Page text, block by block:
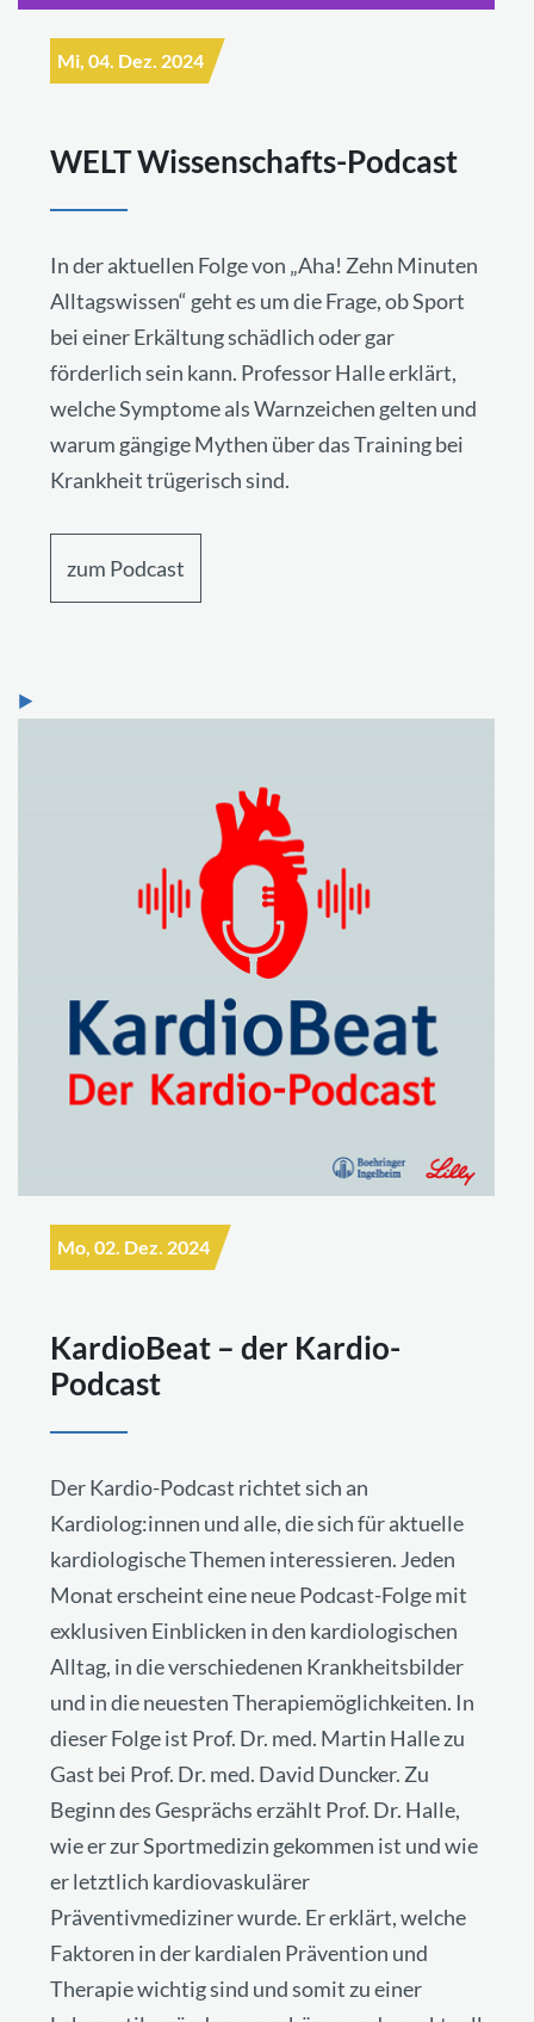
Mi, 04. Dez. 2024
WELT Wissenschafts-Podcast
In der aktuellen Folge von „Aha! Zehn Minuten
Alltagswissen“ geht es um die Frage, ob Sport
bei einer Erkältung schädlich oder gar
förderlich sein kann. Professor Halle erklärt,
welche Symptome als Warnzeichen gelten und
warum gängige Mythen über das Training bei
Krankheit trügerisch sind.
zum Podcast
Mo, 02. Dez. 2024
KardioBeat – der Kardio-
Podcast
Der Kardio-Podcast richtet sich an
Kardiolog:innen und alle, die sich für aktuelle
kardiologische Themen interessieren. Jeden
Monat erscheint eine neue Podcast-Folge mit
exklusiven Einblicken in den kardiologischen
Alltag, in die verschiedenen Krankheitsbilder
und in die neuesten Therapiemöglichkeiten. In
dieser Folge ist Prof. Dr. med. Martin Halle zu
Gast bei Prof. Dr. med. David Duncker. Zu
Beginn des Gesprächs erzählt Prof. Dr. Halle,
wie er zur Sportmedizin gekommen ist und wie
er letztlich kardiovaskulärer
Präventivmediziner wurde. Er erklärt, welche
Faktoren in der kardialen Prävention und
Therapie wichtig sind und somit zu einer